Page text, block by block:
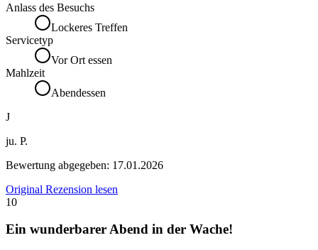
Anlass des Besuchs
Lockeres Treffen
Servicetyp
Vor Ort essen
Mahlzeit
Abendessen
J
ju. P.
Bewertung abgegeben: 17.01.2026
Original Rezension lesen
10
Ein wunderbarer Abend in der Wache!